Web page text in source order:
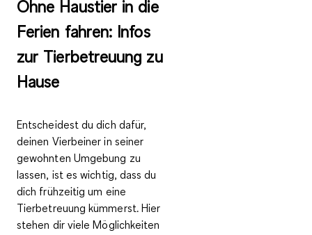
Ohne Haustier in die
Ferien fahren: Infos
zur Tierbetreuung zu
Hause
Entscheidest du dich dafür,
deinen Vierbeiner in seiner
gewohnten Umgebung zu
lassen, ist es wichtig, dass du
dich frühzeitig um eine
Tierbetreuung kümmerst. Hier
stehen dir viele Möglichkeiten